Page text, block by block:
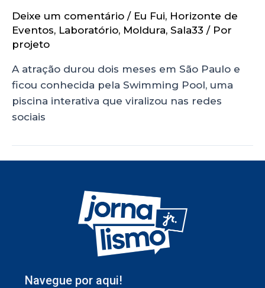
Deixe um comentário / Eu Fui, Horizonte de
Eventos, Laboratório, Moldura, Sala33 / Por
projeto
A atração durou dois meses em São Paulo e
ficou conhecida pela Swimming Pool, uma
piscina interativa que viralizou nas redes
sociais
Navegue por aqui!